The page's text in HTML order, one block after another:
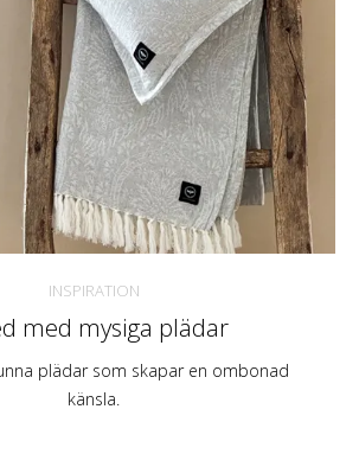
INSPIRATION
med mysiga plädar
plädar som skapar en ombonad
känsla.